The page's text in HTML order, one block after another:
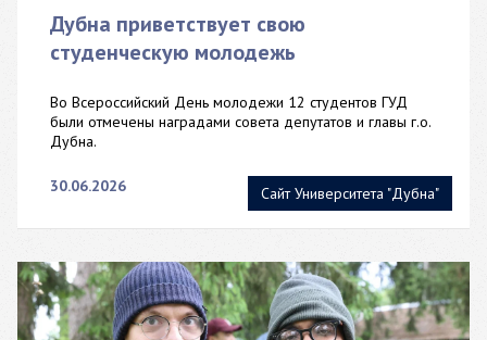
Сайт Университета "Дубна"
Дубна приветствует свою
студенческую молодежь
Во Всероссийский День молодежи 12 студентов ГУД
были отмечены наградами совета депутатов и главы г.о.
Дубна.
30.06.2026